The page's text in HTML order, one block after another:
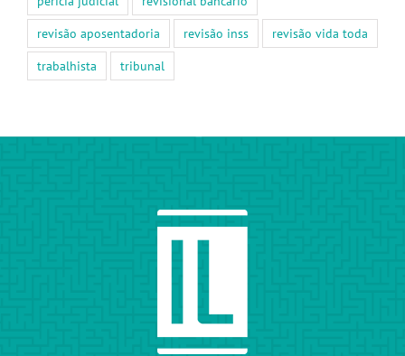
revisão aposentadoria
revisão inss
revisão vida toda
trabalhista
tribunal